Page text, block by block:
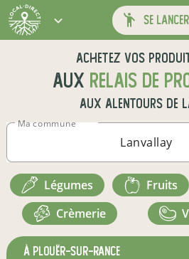
se
Achetez vos
aux relais de
aux alentours de
Ma commune
légumes fruits
crèmerie
à Plouër-sur-Rance